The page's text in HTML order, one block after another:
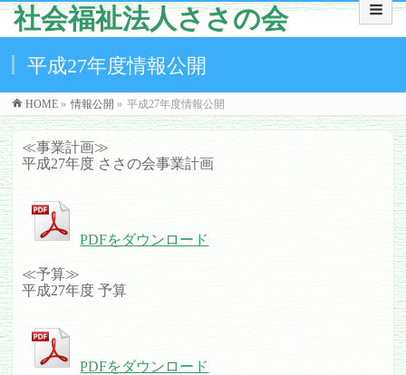
社会福祉法人ささの会
平成27年度情報公開
HOME » 情報公開 » 平成27年度情報公開
≪事業計画≫
平成27年度 ささの会事業計画
PDFをダウンロード
≪予算≫
平成27年度 予算
PDFをダウンロード